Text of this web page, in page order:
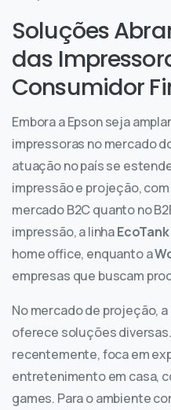
Soluções
das
Consumidor
Embora a Epson seja
impressoras no mercado
atuação no país se
impressão e projeção,
mercado B2C quanto no
impressão, a linhaEcoTank
home office, enquanto a
empresas que buscam
No mercado de projeção, a
oferece soluções
recentemente, foca em
entretenimento em casa,
games. Para o ambiente